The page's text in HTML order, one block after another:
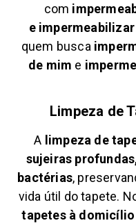
com
e
quem busca
de mim e
Limpeza de
A limpeza de
sujeiras
bactérias,
vida útil do tapete.
tapetes à domicílio